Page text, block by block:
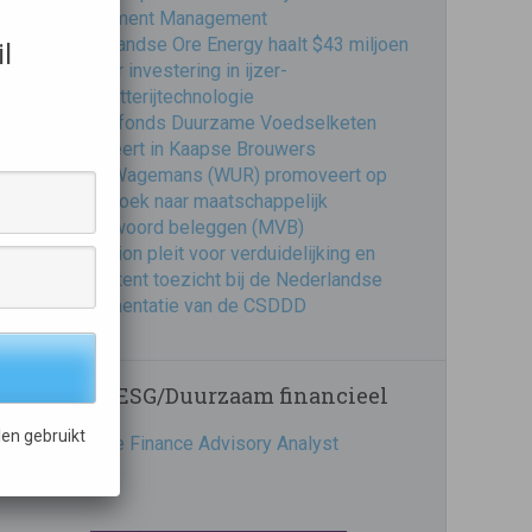
Investment Management
Nederlandse Ore Energy haalt $43 miljoen
op voor investering in ijzer-
luchtbatterijtechnologie
Impactfonds Duurzame Voedselketen
investeert in Kaapse Brouwers
Frank Wagemans (WUR) promoveert op
onderzoek naar maatschappelijk
verantwoord beleggen (MVB)
Eumedion pleit voor verduidelijking en
consistent toezicht bij de Nederlandse
implementatie van de CSDDD
Vacatures ESG/Duurzaam financieel
Sustainable Finance Advisory Analyst
gebruikt